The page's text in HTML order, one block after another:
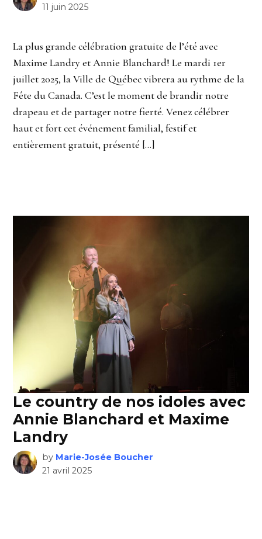
11 juin 2025
La plus grande célébration gratuite de l’été avec
Maxime Landry et Annie Blanchard! Le mardi 1er
juillet 2025, la Ville de Québec vibrera au rythme de la
Fête du Canada. C’est le moment de brandir notre
drapeau et de partager notre fierté. Venez célébrer
haut et fort cet événement familial, festif et
entièrement gratuit, présenté […]
Le country de nos idoles avec
Annie Blanchard et Maxime
Landry
by Marie-Josée Boucher
21 avril 2025